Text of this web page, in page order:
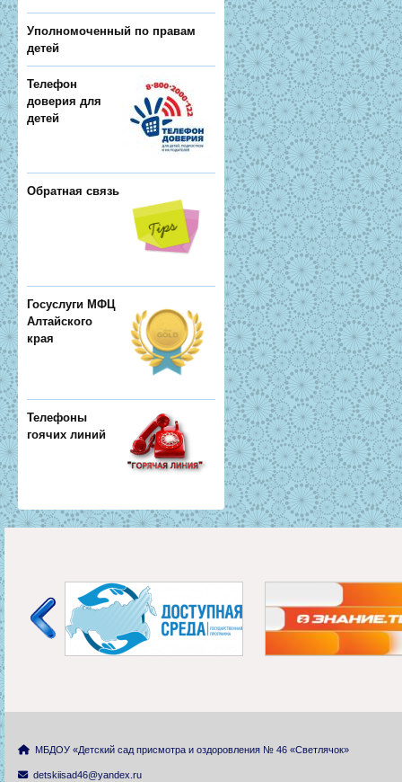
Уполномоченный по правам
детей
Телефон
доверия для
детей
Обратная связь
Госуслуги МФЦ
Алтайского
края
Телефоны
гоячих линий
МБДОУ «Детский сад присмотра и оздоровления № 46 «Светлячок»
detskiisad46@yandex.ru